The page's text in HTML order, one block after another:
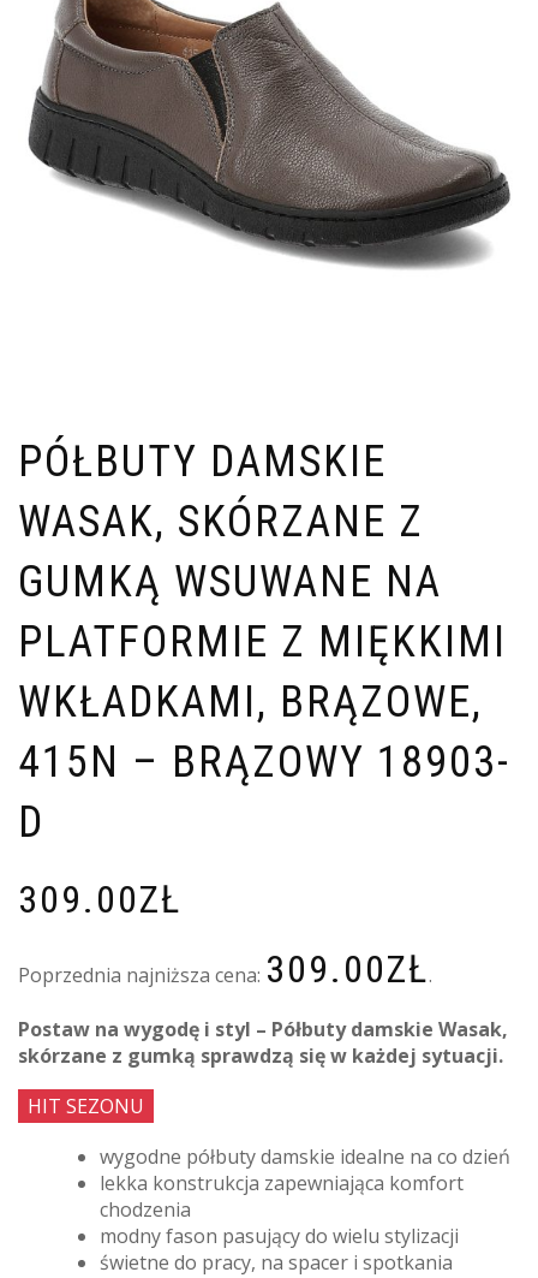
PÓŁBUTY DAMSKIE
WASAK, SKÓRZANE Z
GUMKĄ WSUWANE NA
PLATFORMIE Z MIĘKKIMI
WKŁADKAMI, BRĄZOWE,
415N – BRĄZOWY 18903-
D
309.00ZŁ
Poprzednia najniższa cena: 309.00ZŁ.
Postaw na wygodę i styl – Półbuty damskie Wasak,
skórzane z gumką sprawdzą się w każdej sytuacji.
HIT SEZONU
wygodne półbuty damskie idealne na co dzień
lekka konstrukcja zapewniająca komfort
chodzenia
modny fason pasujący do wielu stylizacji
świetne do pracy, na spacer i spotkania